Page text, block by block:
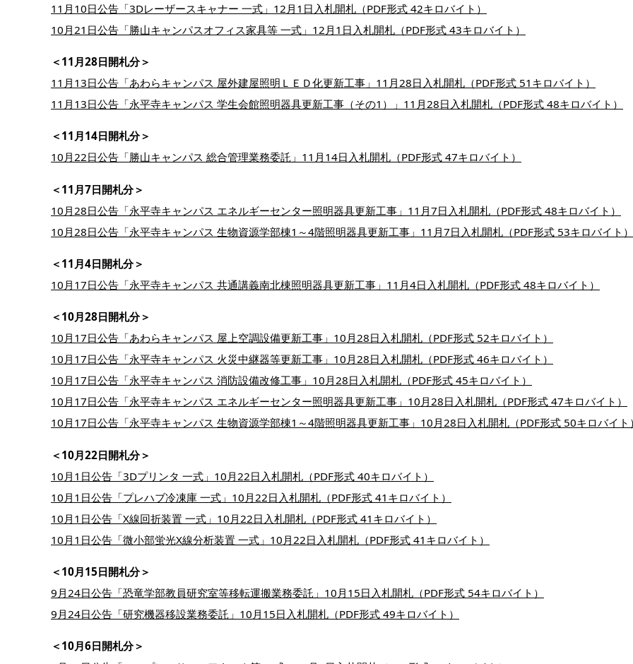
11月10日公告「3Dレーザースキャナー 一式」12月1日入札開札（PDF形式 42キロバイト）
10月21日公告「勝山キャンパスオフィス家具等 一式」12月1日入札開札（PDF形式 43キロバイト）
＜11月28日開札分＞
11月13日公告「あわらキャンパス 屋外建屋照明ＬＥＤ化更新工事」11月28日入札開札（PDF形式 51キロバイト）
11月13日公告「永平寺キャンパス 学生会館照明器具更新工事（その1）」11月28日入札開札（PDF形式 48キロバイト）
＜11月14日開札分＞
10月22日公告「勝山キャンパス 総合管理業務委託」11月14日入札開札（PDF形式 47キロバイト）
＜11月7日開札分＞
10月28日公告「永平寺キャンパス エネルギーセンター照明器具更新工事」11月7日入札開札（PDF形式 48キロバイト）
10月28日公告「永平寺キャンパス 生物資源学部棟1～4階照明器具更新工事」11月7日入札開札（PDF形式 53キロバイト）
＜11月4日開札分＞
10月17日公告「永平寺キャンパス 共通講義南北棟照明器具更新工事」11月4日入札開札（PDF形式 48キロバイト）
＜10月28日開札分＞
10月17日公告「あわらキャンパス 屋上空調設備更新工事」10月28日入札開札（PDF形式 52キロバイト）
10月17日公告「永平寺キャンパス 火災中継器等更新工事」10月28日入札開札（PDF形式 46キロバイト）
10月17日公告「永平寺キャンパス 消防設備改修工事」10月28日入札開札（PDF形式 45キロバイト）
10月17日公告「永平寺キャンパス エネルギーセンター照明器具更新工事」10月28日入札開札（PDF形式 47キロバイト）
10月17日公告「永平寺キャンパス 生物資源学部棟1～4階照明器具更新工事」10月28日入札開札（PDF形式 50キロバイト
＜10月22日開札分＞
10月1日公告「3Dプリンタ 一式」10月22日入札開札（PDF形式 40キロバイト）
10月1日公告「プレハブ冷凍庫 一式」10月22日入札開札（PDF形式 41キロバイト）
10月1日公告「X線回折装置 一式」10月22日入札開札（PDF形式 41キロバイト）
10月1日公告「微小部蛍光X線分析装置 一式」10月22日入札開札（PDF形式 41キロバイト）
＜10月15日開札分＞
9月24日公告「恐竜学部教員研究室等移転運搬業務委託」10月15日入札開札（PDF形式 54キロバイト）
9月24日公告「研究機器移設業務委託」10月15日入札開札（PDF形式 49キロバイト）
＜10月6日開札分＞